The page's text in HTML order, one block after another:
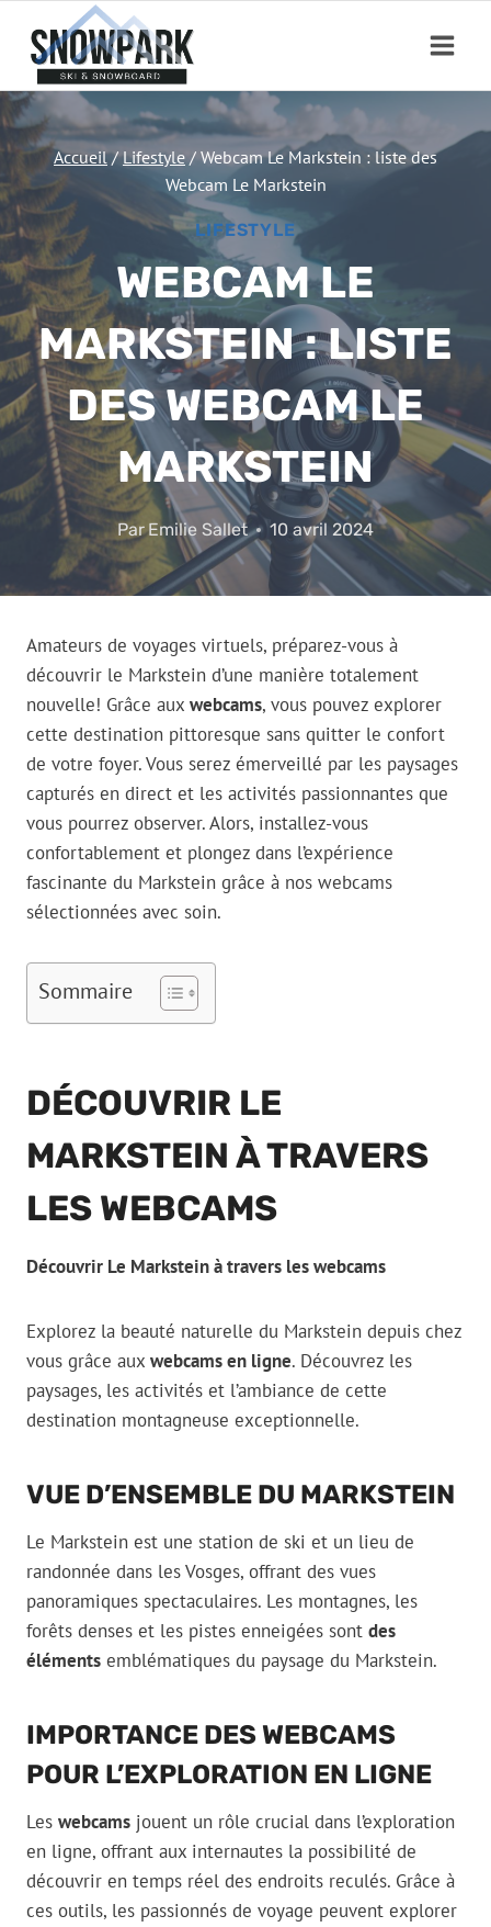
contenu
Accueil / Lifestyle / Webcam Le Markstein : liste des
Webcam Le Markstein
LIFESTYLE
WEBCAM LE
MARKSTEIN : LISTE
DES WEBCAM LE
MARKSTEIN
ParEmilie Sallet 10 avril 2024
Amateurs de voyages virtuels, préparez-vous à
découvrir le Markstein d’une manière totalement
nouvelle! Grâce aux webcams, vous pouvez explorer
cette destination pittoresque sans quitter le confort
de votre foyer. Vous serez émerveillé par les paysages
capturés en direct et les activités passionnantes que
vous pourrez observer. Alors, installez-vous
confortablement et plongez dans l’expérience
fascinante du Markstein grâce à nos webcams
sélectionnées avec soin.
Sommaire
DÉCOUVRIR LE
MARKSTEIN À TRAVERS
LES WEBCAMS
Découvrir Le Markstein à travers les webcams
Explorez la beauté naturelle du Markstein depuis chez
vous grâce aux webcams en ligne. Découvrez les
paysages, les activités et l’ambiance de cette
destination montagneuse exceptionnelle.
VUE D’ENSEMBLE DU MARKSTEIN
Le Markstein est une station de ski et un lieu de
randonnée dans les Vosges, offrant des vues
panoramiques spectaculaires. Les montagnes, les
forêts denses et les pistes enneigées sont des
éléments emblématiques du paysage du Markstein.
IMPORTANCE DES WEBCAMS
POUR L’EXPLORATION EN LIGNE
Les webcams jouent un rôle crucial dans l’exploration
en ligne, offrant aux internautes la possibilité de
découvrir en temps réel des endroits reculés. Grâce à
ces outils, les passionnés de voyage peuvent explorer